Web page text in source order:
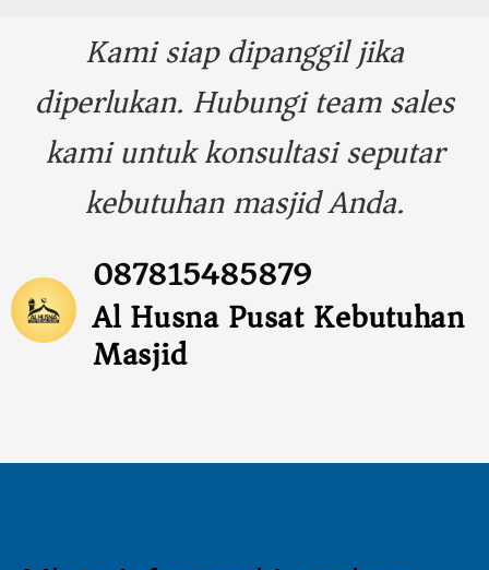
Kami siap dipanggil jika
diperlukan. Hubungi team sales
kami untuk konsultasi seputar
kebutuhan masjid Anda.
087815485879
Al Husna Pusat Kebutuhan
Masjid